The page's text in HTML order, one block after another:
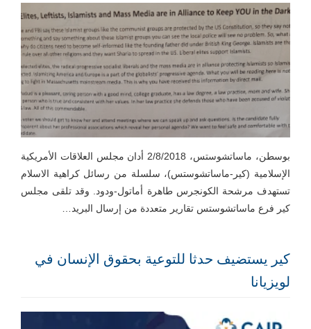
بوسطن، ماساتشوستس، 2/8/2018 أدان مجلس العلاقات الأمريكية
الإسلامية (كير-ماساتشوستس)، سلسلة من رسائل كراهية الاسلام
تستهدف مرشحة الكونجرس طاهرة أماتول-ودود. وقد تلقى مجلس
كير فرع ماساتشوستس تقارير متعددة من إرسال البريد…
كير يستضيف حدثا للتوعية بحقوق الإنسان في
لويزيانا